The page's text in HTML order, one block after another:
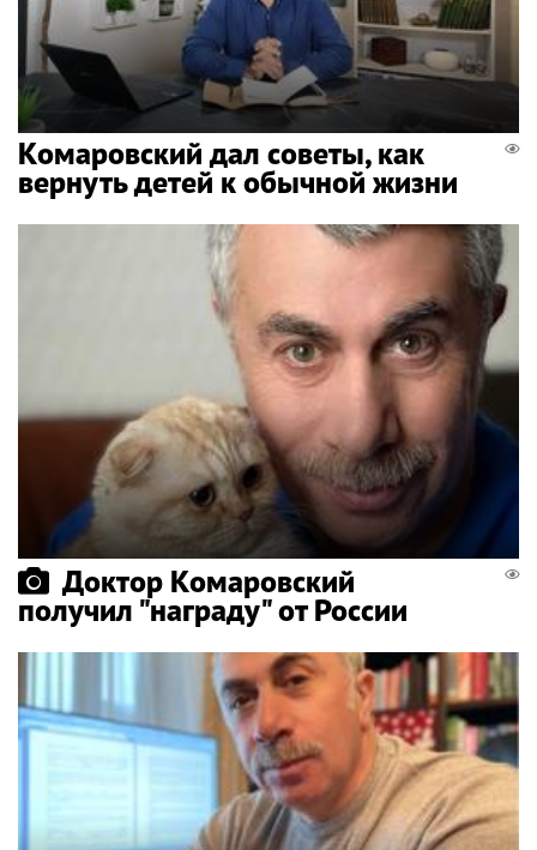
Комаровский дал советы, как
вернуть детей к обычной жизни
Доктор Комаровский
получил "награду" от России